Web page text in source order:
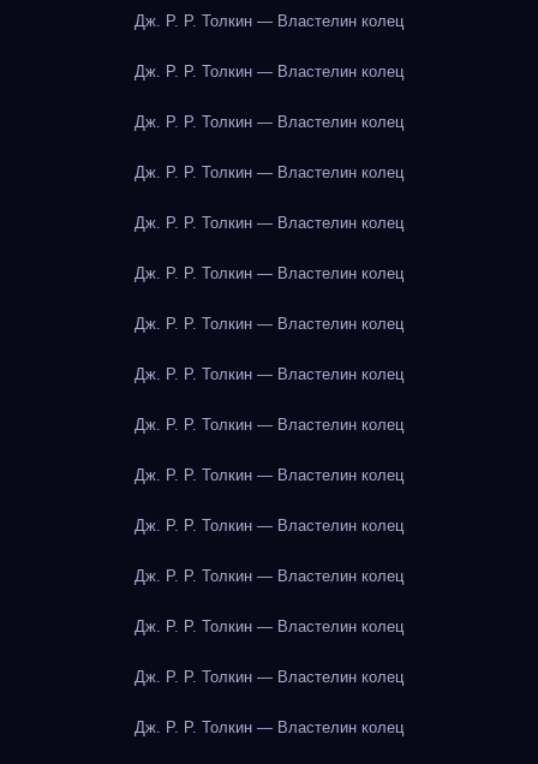
Дж. Р. Р. Толкин — Властелин колец
Дж. Р. Р. Толкин — Властелин колец
Дж. Р. Р. Толкин — Властелин колец
Дж. Р. Р. Толкин — Властелин колец
Дж. Р. Р. Толкин — Властелин колец
Дж. Р. Р. Толкин — Властелин колец
Дж. Р. Р. Толкин — Властелин колец
Дж. Р. Р. Толкин — Властелин колец
Дж. Р. Р. Толкин — Властелин колец
Дж. Р. Р. Толкин — Властелин колец
Дж. Р. Р. Толкин — Властелин колец
Дж. Р. Р. Толкин — Властелин колец
Дж. Р. Р. Толкин — Властелин колец
Дж. Р. Р. Толкин — Властелин колец
Дж. Р. Р. Толкин — Властелин колец